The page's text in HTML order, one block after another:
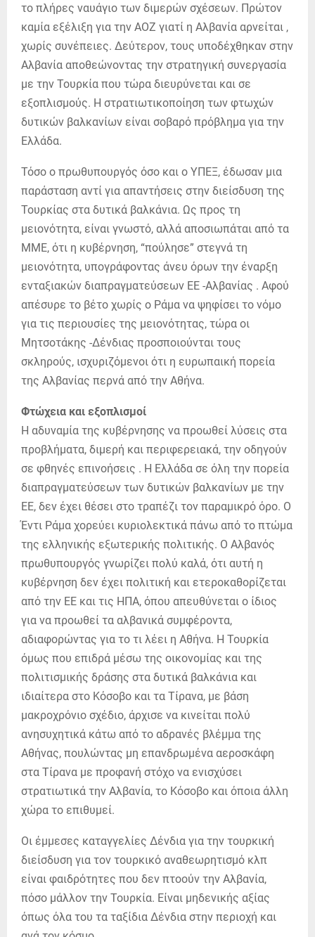
το πλήρες ναυάγιο των διμερών σχέσεων. Πρώτον
καμία εξέλιξη για την ΑΟΖ γιατί η Αλβανία αρνείται ,
χωρίς συνέπειες. Δεύτερον, τους υποδέχθηκαν στην
Αλβανία αποθεώνοντας την στρατηγική συνεργασία
με την Τουρκία που τώρα διευρύνεται και σε
εξοπλισμούς. Η στρατιωτικοποίηση των φτωχών
δυτικών βαλκανίων είναι σοβαρό πρόβλημα για την
Ελλάδα.
Τόσο ο πρωθυπουργός όσο και ο ΥΠΕΞ, έδωσαν μια
παράσταση αντί για απαντήσεις στην διείσδυση της
Τουρκίας στα δυτικά βαλκάνια. Ως προς τη
μειονότητα, είναι γνωστό, αλλά αποσιωπάται από τα
ΜΜΕ, ότι η κυβέρνηση, “πούλησε” στεγνά τη
μειονότητα, υπογράφοντας άνευ όρων την έναρξη
ενταξιακών διαπραγματεύσεων ΕΕ -Αλβανίας . Αφού
απέσυρε το βέτο χωρίς ο Ράμα να ψηφίσει το νόμο
για τις περιουσίες της μειονότητας, τώρα οι
Μητσοτάκης -Δένδιας προσποιούνται τους
σκληρούς, ισχυριζόμενοι ότι η ευρωπαική πορεία
της Αλβανίας περνά από την Αθήνα.
Φτώχεια και εξοπλισμοί
Η αδυναμία της κυβέρνησης να προωθεί λύσεις στα
προβλήματα, διμερή και περιφερειακά, την οδηγούν
σε φθηνές επινοήσεις . Η Ελλάδα σε όλη την πορεία
διαπραγματεύσεων των δυτικών βαλκανίων με την
ΕΕ, δεν έχει θέσει στο τραπέζι τον παραμικρό όρο. Ο
Έντι Ράμα χορεύει κυριολεκτικά πάνω από το πτώμα
της ελληνικής εξωτερικής πολιτικής. Ο Αλβανός
πρωθυπουργός γνωρίζει πολύ καλά, ότι αυτή η
κυβέρνηση δεν έχει πολιτική και ετεροκαθορίζεται
από την ΕΕ και τις ΗΠΑ, όπου απευθύνεται ο ίδιος
για να προωθεί τα αλβανικά συμφέροντα,
αδιαφορώντας για το τι λέει η Αθήνα. Η Τουρκία
όμως που επιδρά μέσω της οικονομίας και της
πολιτισμικής δράσης στα δυτικά βαλκάνια και
ιδιαίτερα στο Κόσοβο και τα Τίρανα, με βάση
μακροχρόνιο σχέδιο, άρχισε να κινείται πολύ
ανησυχητικά κάτω από το αδρανές βλέμμα της
Αθήνας, πουλώντας μη επανδρωμένα αεροσκάφη
στα Τίρανα με προφανή στόχο να ενισχύσει
στρατιωτικά την Αλβανία, το Κόσοβο και όποια άλλη
χώρα το επιθυμεί.
Οι έμμεσες καταγγελίες Δένδια για την τουρκική
διείσδυση για τον τουρκικό αναθεωρητισμό κλπ
είναι φαιδρότητες που δεν πτοούν την Αλβανία,
πόσο μάλλον την Τουρκία. Είναι μηδενικής αξίας
όπως όλα του τα ταξίδια Δένδια στην περιοχή και